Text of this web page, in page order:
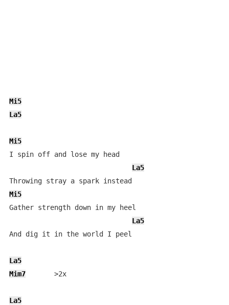
Mi5
La5
Mi5
I spin off and lose my head
La5
Mi5
Gather strength down in my heel
La5
And dig it in the world I peel
La5
Mim7
       >2x
La5